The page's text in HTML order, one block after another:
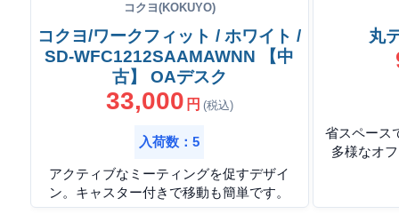
コクヨ(KOKUYO)
コクヨ/ワークフィット / ホワイト /
SD-WFC1212SAAMAWNN 【中
古】 OAデスク
33,000 円 (税込)
入荷数：5
アクティブなミーティングを促すデザイ
ン。キャスター付きで移動も簡単です。
丸
省スペース
多様なオ